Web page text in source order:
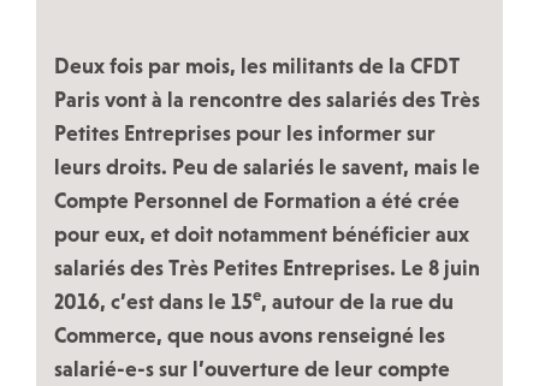
ÉVÉNEMENTS
Actualités
Campagnes
Décryptage
Outils militants
Deux fois par mois, les militants de la CFDT
Paris vont à la rencontre des salariés des Très
Petites Entreprises pour les informer sur
leurs droits. Peu de salariés le savent, mais le
Compte Personnel de Formation a été crée
pour eux, et doit notamment bénéficier aux
salariés des Très Petites Entreprises. Le 8 juin
2016, c’est dans le 15e, autour de la rue du
Commerce, que nous avons renseigné les
salarié-e-s sur l’ouverture de leur compte